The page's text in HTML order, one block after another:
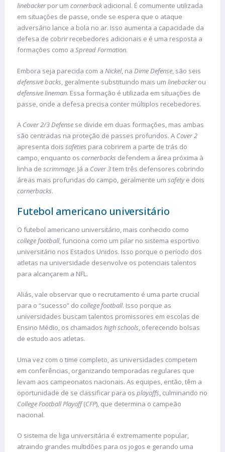
linebackerpor um cornerbackadicional. É comumente utilizada
em situações de passe, onde se espera que o ataque
adversário lance a bola no ar. Isso aumenta a capacidade da
defesa de cobrir recebedores adicionais e é uma resposta a
formações como a Spread Formation.
Embora seja parecida com a Nickel, na Dime Defense, são seis
defensive backs, geralmente substituindo mais um linebackerou
defensive lineman. Essa formação é utilizada em situações de
passe, onde a defesa precisa conter múltiplos recebedores.
A Cover 2/3 Defense se divide em duas formações, mas ambas
são centradas na proteção de passes profundos. A Cover 2
apresenta dois safeties para cobrirem a parte de trás do
campo, enquanto os cornerbacks defendem a área próxima à
linha de scrimmage. Já a Cover 3tem três defensores cobrindo
áreas mais profundas do campo, geralmente um safetye dois
cornerbacks.
Futebol americano universitário
O futebol americano universitário, mais conhecido como
college football, funciona como um pilar no sistema esportivo
universitário nos Estados Unidos. Isso porque o período dos
atletas na universidade desenvolve os potenciais talentos
para alcançarem a NFL.
Aliás, vale observar que o recrutamento é uma parte crucial
para o “sucesso” do college football. Isso porque as
universidades buscam talentos promissores em escolas de
Ensino Médio, os chamados high schools, oferecendo bolsas
de estudo aos atletas.
Uma vez com o time completo, as universidades competem
em conferências, organizando temporadas regulares que
levam aos campeonatos nacionais. As equipes, então, têm a
oportunidade de se classificar para os playoffs, culminando no
College Football Playoff(CFP), que determina o campeão
nacional.
O sistema de liga universitária é extremamente popular,
atraindo grandes multidões para os jogos e gerando uma